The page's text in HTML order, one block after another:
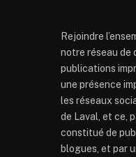
Rejoindre
notre réseau de
publications
une présence
les réseaux
de Laval, et ce,
constitué de
blogues, et par